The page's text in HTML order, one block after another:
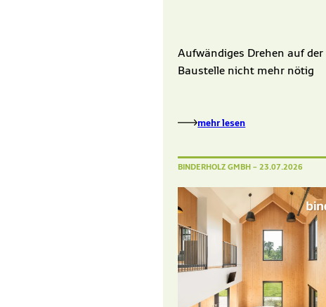
Aufwändiges Drehen auf der
Baustelle nicht mehr nötig
mehr lesen
BINDERHOLZ GMBH– 23.07.2026